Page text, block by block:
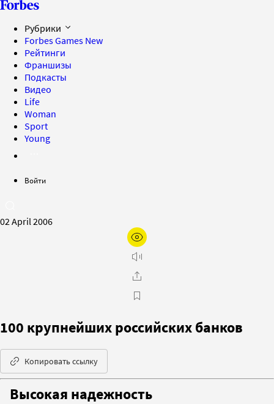
Рубрики
Forbes Games New
Рейтинги
Франшизы
Подкасты
Видео
Life
Woman
Sport
Young
Войти
02 April 2006
100 крупнейших российских банков
Копировать ссылку
Высокая надежность